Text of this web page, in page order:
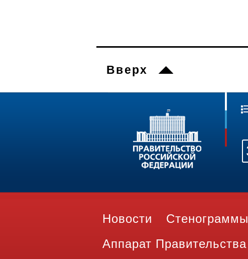
Вверх
Новости Стенограммы
Аппарат Правительства